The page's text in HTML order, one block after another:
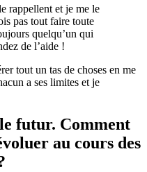
rappellent et je me le
pas tout faire toute
quelqu’un qui
de l’aide !
tout un tas de choses en me
a ses limites et je
futur. Comment
au cours des